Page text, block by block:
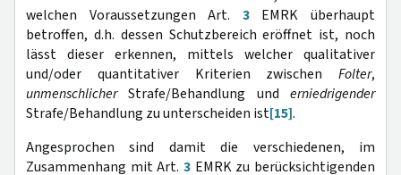
welchen Voraussetzungen Art. 3EMRK überhaupt
betroffen, d.h. dessen Schutzbereich eröffnet ist, noch
lässt dieser erkennen, mittels welcher qualitativer
und/oder quantitativer Kriterien zwischen Folter,
unmenschlicherStrafe/Behandlung und erniedrigender
Strafe/Behandlung zu unterscheiden ist[15].
Angesprochen sind damit die verschiedenen, im
Zusammenhang mit Art. 3 EMRK zu berücksichtigenden